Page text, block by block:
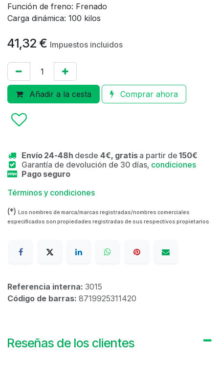
Función de freno: Frenado
Carga dinámica: 100 kilos
41,32 € Impuestos incluidos
Añadir a la cesta Comprar ahora
Envío 24-48h desde 4€, gratis a partir de 150€
Garantía de devolución de 30 días, condiciones
Pago seguro
Términos y condiciones
(*) Los nombres de marca/marcas registradas/nombres comerciales
especificados son propiedades registradas de sus respectivos propietarios
Referencia interna: 3015
Código de barras: 8719925311420
Reseñas de los clientes